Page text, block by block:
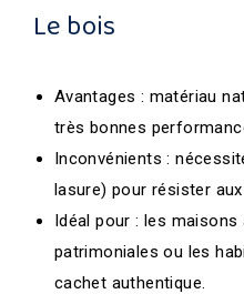
Le bois
Avantages : matériau
très bonnes
Inconvénients :
lasure) pour résister
Idéal pour : les
patrimoniales ou les
cachet authentique.